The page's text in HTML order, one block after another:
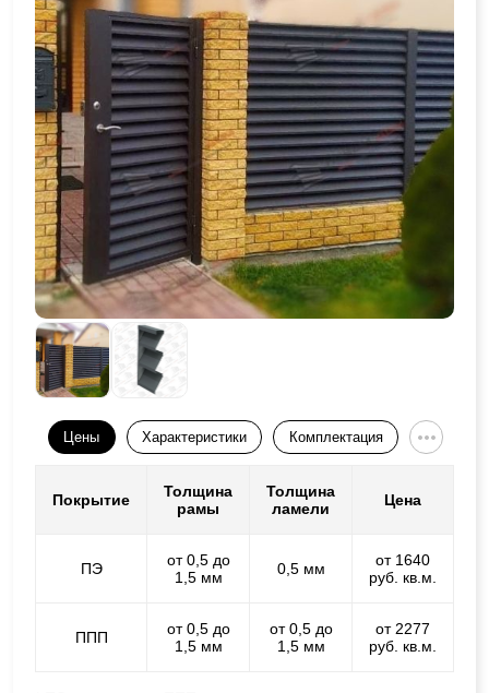
Цены Характеристики Комплектация
Покрытие
Толщина
рамы
Толщина
ламели
Цена
ПЭ
от 0,5 до
1,5 мм
0,5 мм
от 1640
руб. кв.м.
ППП
от 0,5 до
1,5 мм
от 0,5 до
1,5 мм
от 2277
руб. кв.м.